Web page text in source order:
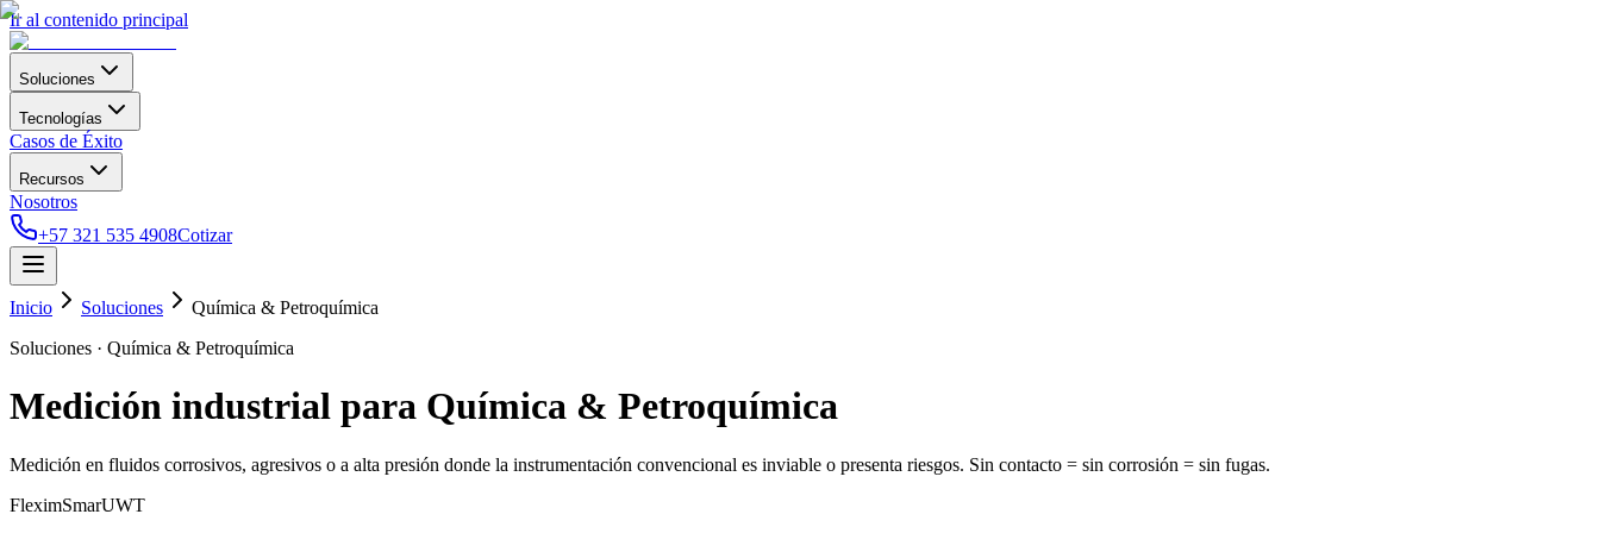
Ir al contenido principal
Soluciones
Tecnologías
Casos de Éxito
Recursos
Nosotros
+57 321 535 4908Cotizar
Inicio Soluciones
Química & Petroquímica
Soluciones · Química & Petroquímica
Medición industrial para Química & Petroquímica
Medición en fluidos corrosivos, agresivos o a alta presión donde la instrumentación convencional es inviable o presenta riesgos. Sin contacto = sin corrosión = sin fugas.
FleximSmarUWT